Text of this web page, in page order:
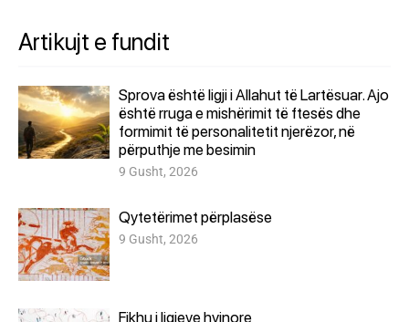
Artikujt e fundit
Sprova është ligji i Allahut të Lartësuar. Ajo
është rruga e mishërimit të ftesës dhe
formimit të personalitetit njerëzor, në
përputhje me besimin
9 Gusht, 2026
Qytetërimet përplasëse
9 Gusht, 2026
Fikhu i ligjeve hyjnore